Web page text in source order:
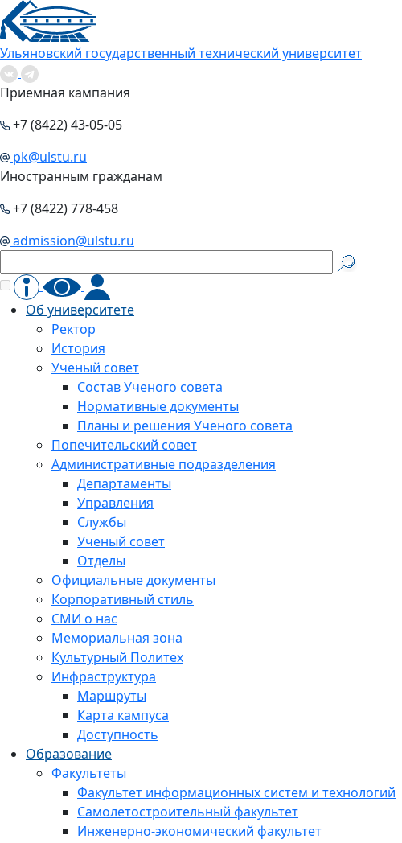
Ульяновский государственный технический университет
Приемная кампания
+7 (8422) 43-05-05
pk@ulstu.ru
Иностранным гражданам
+7 (8422) 778-458
admission@ulstu.ru
Об университете
Ректор
История
Ученый совет
Состав Ученого совета
Нормативные документы
Планы и решения Ученого совета
Попечительский совет
Административные подразделения
Департаменты
Управления
Службы
Ученый совет
Отделы
Официальные документы
Корпоративный стиль
СМИ о нас
Мемориальная зона
Культурный Политех
Инфраструктура
Маршруты
Карта кампуса
Доступность
Образование
Факультеты
Факультет информационных систем и технологий
Самолетостроительный факультет
Инженерно-экономический факультет